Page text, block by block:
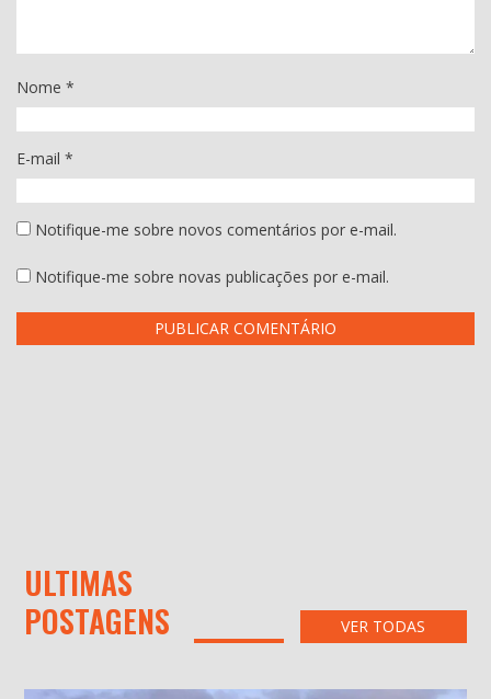
Nome *
E-mail *
Notifique-me sobre novos comentários por e-mail.
Notifique-me sobre novas publicações por e-mail.
ULTIMAS
POSTAGENS
VER TODAS